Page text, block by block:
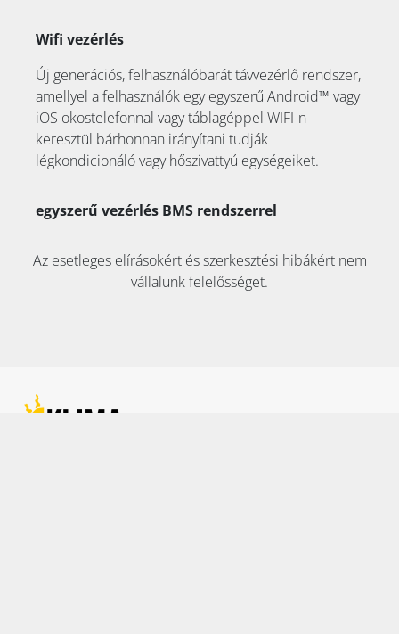
Wifi vezérlés
Új generációs, felhasználóbarát távvezérlő rendszer,
amellyel a felhasználók egy egyszerű Android™ vagy
iOS okostelefonnal vagy táblagéppel WIFI-n
keresztül bárhonnan irányítani tudják
légkondicionáló vagy hőszivattyú egységeiket.
egyszerű vezérlés BMS rendszerrel
Az esetleges elírásokért és szerkesztési hibákért nem
vállalunk felelősséget.